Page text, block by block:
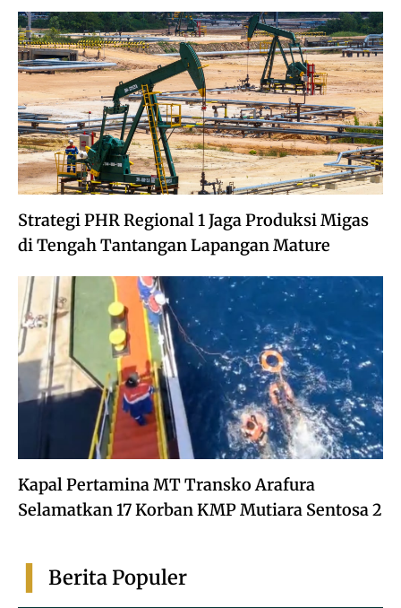
Strategi PHR Regional 1 Jaga Produksi Migas
di Tengah Tantangan Lapangan Mature
Kapal Pertamina MT Transko Arafura
Selamatkan 17 Korban KMP Mutiara Sentosa 2
Berita Populer